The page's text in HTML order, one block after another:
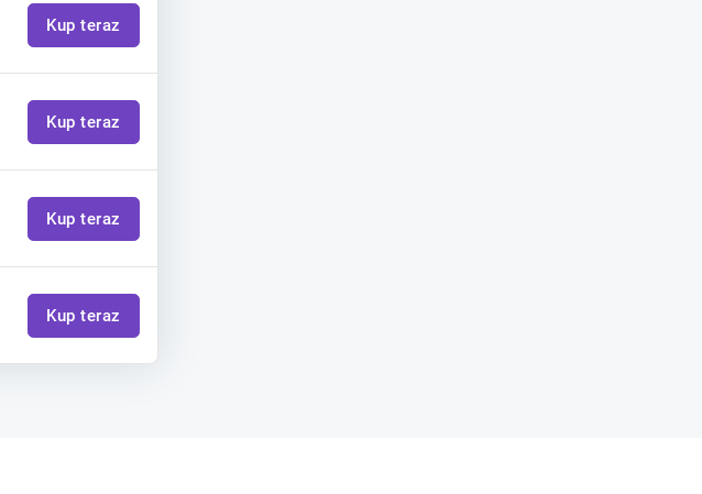
Kup teraz
Kup teraz
Kup teraz
Kup teraz